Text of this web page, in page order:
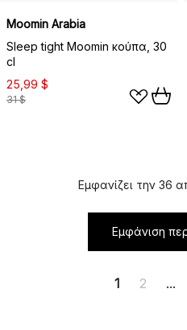
Moomin Arabia
Sleep tight Moomin κούπα, 30
cl
25,99 $
31 $
Εμφανίζει την 36
Εμφάνιση
1 2 ...